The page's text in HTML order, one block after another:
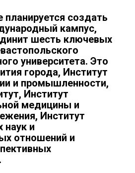
планируется создать
кампус,
шесть ключевых
университета. Это
города, Институт
и промышленности,
Институт
медицины и
Институт
наук и
отношений и